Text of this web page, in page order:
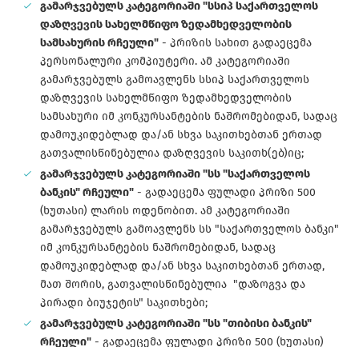
გამარჯვებულს კატეგორიაში "სსიპ საქართველოს
დაზღვევის სახელმწიფო ზედამხედველობის
სამსახურის რჩეული" - პრიზის სახით გადაეცემა
პერსონალური კომპიუტერი. ამ კატეგორიაში
გამარჯვებულს გამოავლენს სსიპ საქართველოს
დაზღვევის სახელმწიფო ზედამხედველობის
სამსახური იმ კონკურსანტების ნაშრომებიდან, სადაც
დამოუკიდებლად და/ან სხვა საკითხებთან ერთად
გათვალისწინებულია დაზღვევის საკითხ(ებ)იც;
გამარჯვებულს კატეგორიაში "სს "საქართველოს
ბანკის" რჩეული" - გადაეცემა ფულადი პრიზი 500
(ხუთასი) ლარის ოდენობით. ამ კატეგორიაში
გამარჯვებულს გამოავლენს სს "საქართველოს ბანკი"
იმ კონკურსანტების ნაშრომებიდან, სადაც
დამოუკიდებლად და/ან სხვა საკითხებთან ერთად,
მათ შორის, გათვალისწინებულია "დაზოგვა და
პირადი ბიუჯეტის" საკითხები;
გამარჯვებულს კატეგორიაში "სს "თიბისი ბანკის"
რჩეული" - გადაეცემა ფულადი პრიზი 500 (ხუთასი)